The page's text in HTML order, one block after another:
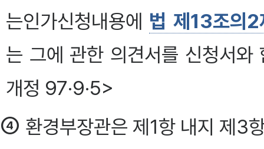
는인가신청내용에 법 제13조의2
는 그에 관한 의견서를 신청서
개정 97·9·5>
④ 환경부장관은 제1항 내지 제3